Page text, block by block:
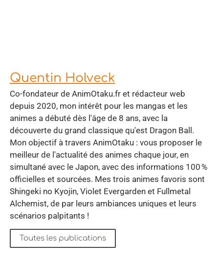
Quentin Holveck
Co-fondateur de AnimOtaku.fr et rédacteur web
depuis 2020, mon intérêt pour les mangas et les
animes a débuté dès l'âge de 8 ans, avec la
découverte du grand classique qu'est Dragon Ball.
Mon objectif à travers AnimOtaku : vous proposer le
meilleur de l'actualité des animes chaque jour, en
simultané avec le Japon, avec des informations 100 %
officielles et sourcées. Mes trois animes favoris sont
Shingeki no Kyojin, Violet Evergarden et Fullmetal
Alchemist, de par leurs ambiances uniques et leurs
scénarios palpitants !
Toutes les publications